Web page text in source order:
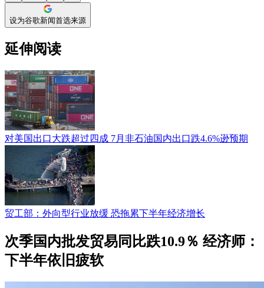
设为谷歌新闻首选来源
延伸阅读
对美国出口大跌超过四成 7月非石油国内出口跌4.6%逊预期
贸工部：外向型行业放缓 恐拖累下半年经济增长
次季国内批发贸易同比跌10.9％ 经济师：
下半年依旧疲软